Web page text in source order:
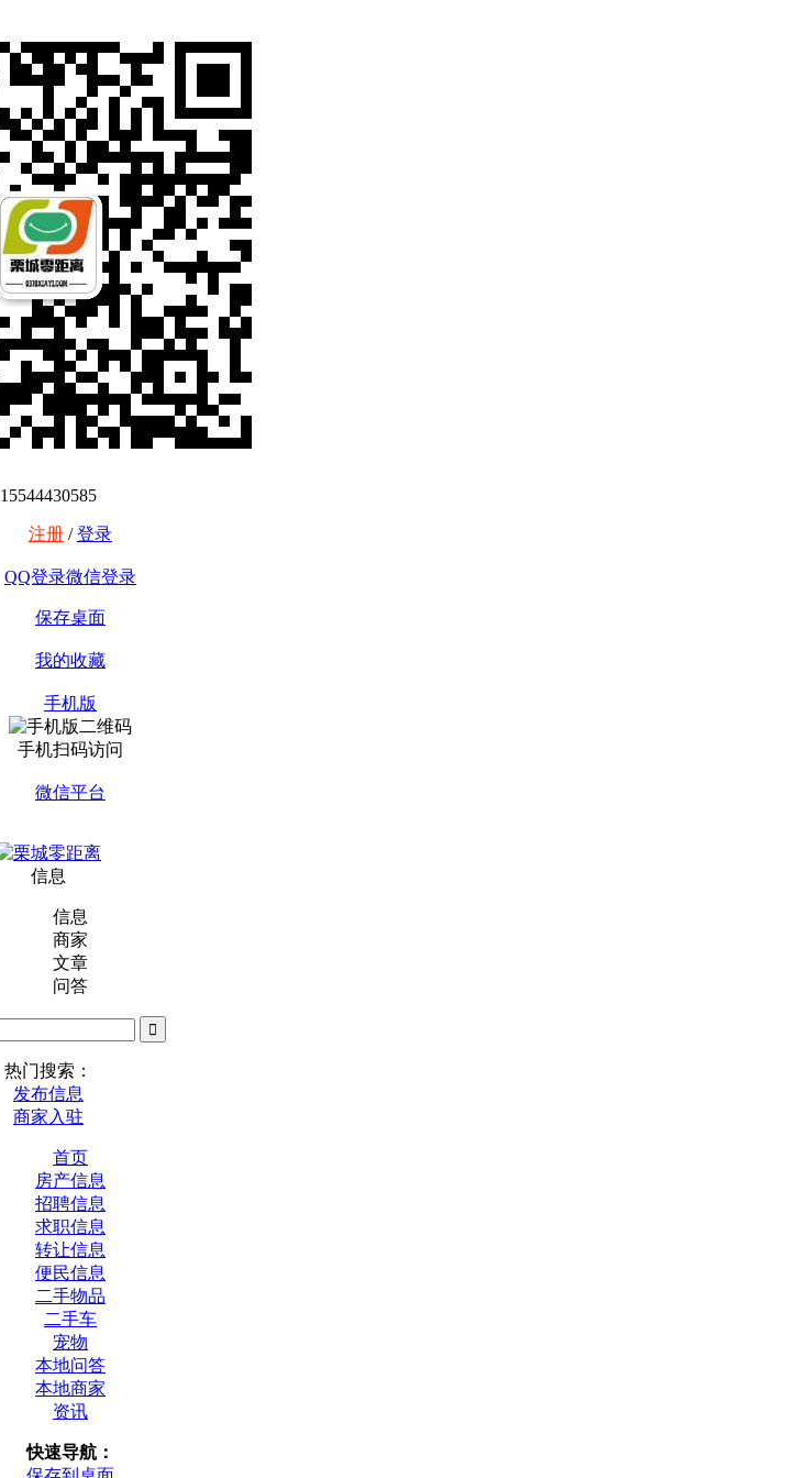
15544430585
注册 /登录
QQ登录微信登录
保存桌面
我的收藏
手机版
手机扫码访问
微信平台
信息
信息
商家
文章
问答
热门搜索：
发布信息
商家入驻
首页
房产信息
招聘信息
求职信息
转让信息
便民信息
二手物品
二手车
宠物
本地问答
本地商家
资讯
快速导航：